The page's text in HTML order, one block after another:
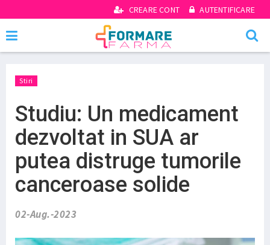
CREARE CONT AUTENTIFICARE
Stiri
Studiu: Un medicament
dezvoltat in SUA ar
putea distruge tumorile
canceroase solide
02-Aug.-2023